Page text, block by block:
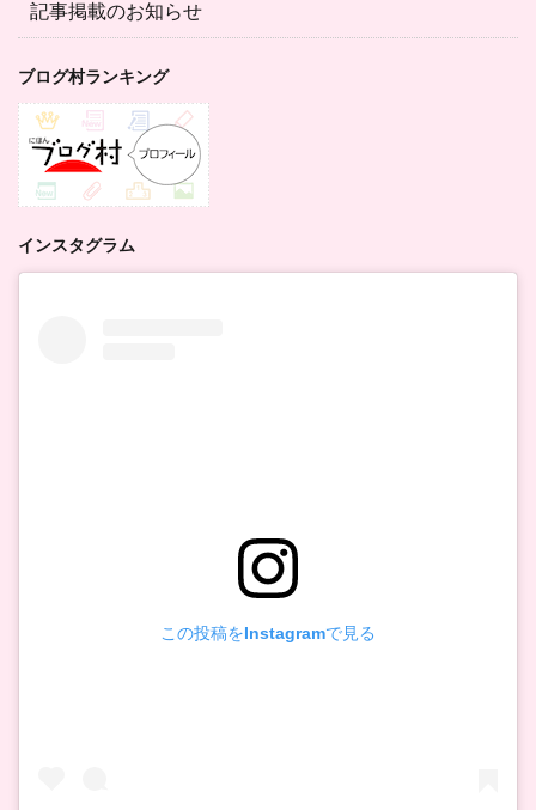
記事掲載のお知らせ
ブログ村ランキング
インスタグラム
この投稿をInstagramで見る